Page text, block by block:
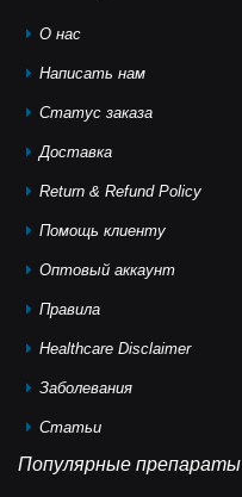
О нас
Написать нам
Статус заказа
Доставка
Return & Refund Policy
Помощь клиeнту
Оптовый аккаунт
Правила
Healthcare Disclaimer
Заболевания
Статьи
Популярные препараты